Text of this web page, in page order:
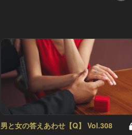
男と女の答えあわせ【Q】 Vol.308